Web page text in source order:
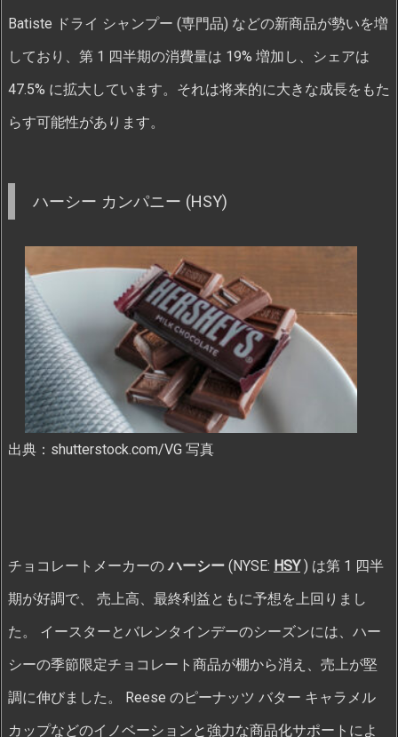
Batiste ドライ シャンプー (専門品) などの新商品が勢いを増
しており、第 1 四半期の消費量は 19% 増加し、シェアは
47.5% に拡大しています。それは将来的に大きな成長をもた
らす可能性があります。
ハーシー カンパニー (HSY)
出典：shutterstock.com/VG 写真
チョコレートメーカーのハーシー (NYSE: HSY) は第 1 四半
期が好調で、 売上高、最終利益ともに予想を上回りまし
た。 イースターとバレンタインデーのシーズンには、ハー
シーの季節限定チョコレート商品が棚から消え、売上が堅
調に伸びました。 Reese のピーナッツ バター キャラメル
カップなどのイノベーションと強力な商品化サポートによ